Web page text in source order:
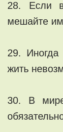
28. Если
мешайте
29.
жить
30. В